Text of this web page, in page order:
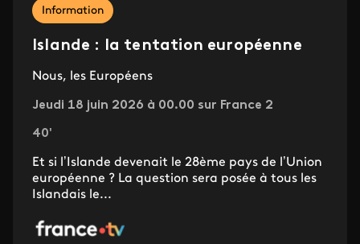
Information
Islande : la tentation européenne
Nous, les Européens
Jeudi 18 juin 2026 à 00.00 sur France 2
40'
Et si l’Islande devenait le 28ème pays de l’Union
européenne ? La question sera posée à tous les
Islandais le...